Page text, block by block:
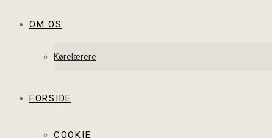
OM OS
Kørelærere
FORSIDE
COOKIE